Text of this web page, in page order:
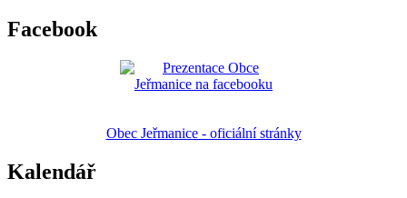
Facebook
Obec Jeřmanice - oficiální stránky
Kalendář